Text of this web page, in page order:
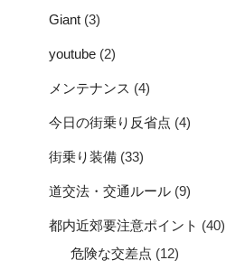
Giant (3)
youtube (2)
メンテナンス (4)
今日の街乗り反省点 (4)
街乗り装備 (33)
道交法・交通ルール (9)
都内近郊要注意ポイント (40)
危険な交差点 (12)